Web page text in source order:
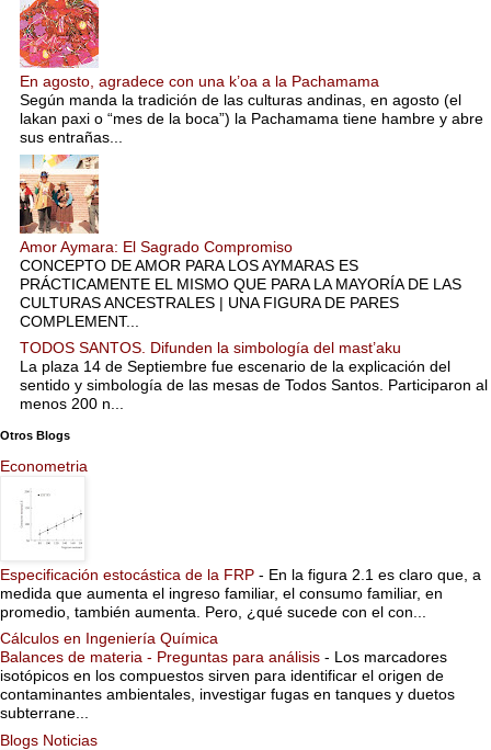
En agosto, agradece con una k’oa a la Pachamama
Según manda la tradición de las culturas andinas, en agosto (el
lakan paxi o “mes de la boca”) la Pachamama tiene hambre y abre
sus entrañas...
Amor Aymara: El Sagrado Compromiso
CONCEPTO DE AMOR PARA LOS AYMARAS ES
PRÁCTICAMENTE EL MISMO QUE PARA LA MAYORÍA DE LAS
CULTURAS ANCESTRALES | UNA FIGURA DE PARES
COMPLEMENT...
TODOS SANTOS. Difunden la simbología del mast’aku
La plaza 14 de Septiembre fue escenario de la explicación del
sentido y simbología de las mesas de Todos Santos. Participaron al
menos 200 n...
Otros Blogs
Econometria
Especificación estocástica de la FRP - En la figura 2.1 es claro que, a
medida que aumenta el ingreso familiar, el consumo familiar, en
promedio, también aumenta. Pero, ¿qué sucede con el con...
Cálculos en Ingeniería Química
Balances de materia - Preguntas para análisis - Los marcadores
isotópicos en los compuestos sirven para identificar el origen de
contaminantes ambientales, investigar fugas en tanques y duetos
subterrane...
Blogs Noticias